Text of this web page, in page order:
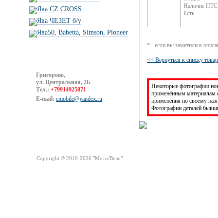
Ява CZ CROSS
Ява ЧЕЗЕТ б/у
Ява50, Babetta, Simson, Pioneer
Григорово,
ул. Центральная, 2Б
Тел.: +79914925871
E-mail: emobile@yandex.ru
Наличие ПТС
Есть
* - если вы заметили в
<< Вернуться к списку
Некоторые фотографии
применённым материалам
применения по своему
Фотографии деталей
Copyright © 2010-2026 "Мото/Вело"